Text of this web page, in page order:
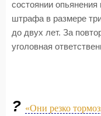
состоянии
штрафа в размере
до двух лет. За
уголовная
? «Они резко